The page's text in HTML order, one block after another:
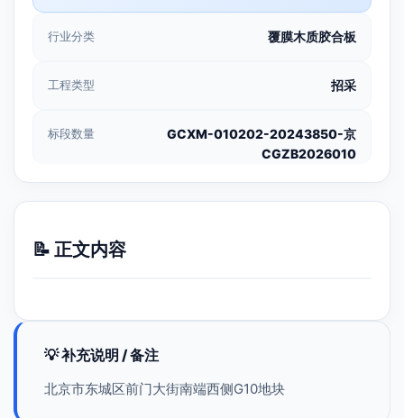
行业分类 覆膜木质胶合板
工程类型 招采
标段数量
GCXM-010202-20243850-京
CGZB2026010
📝 正文内容
💡 补充说明 / 备注
北京市东城区前门大街南端西侧G10地块